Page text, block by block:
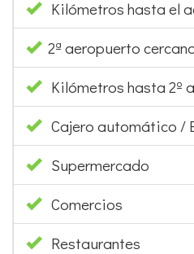
Kilómetros hasta el
2ª aeropuerto
Kilómetros hasta 2º
Cajero automático /
Supermercado
Comercios
Restaurantes